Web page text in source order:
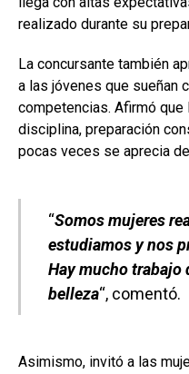
realizado durante su
La concursante también
a las jóvenes que sueñan
competencias. Afirmó
disciplina, preparación
pocas veces se aprecia
“Somos mujeres
estudiamos y nos
Hay mucho trabajo
belleza“, comentó.
Asimismo, invitó a las